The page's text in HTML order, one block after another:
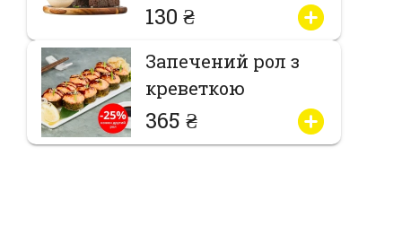
130 ₴
Запечений рол з
креветкою
365 ₴